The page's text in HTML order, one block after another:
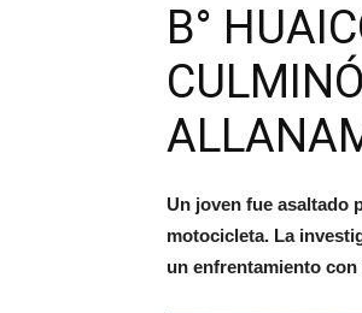
B°
Un joven fue asaltado
motocicleta. La
un enfrentamiento con